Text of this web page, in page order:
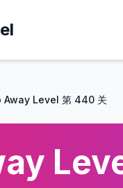
Away Level 第 440 关